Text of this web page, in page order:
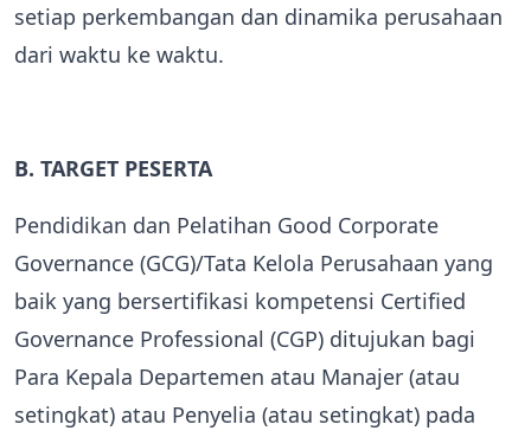
setiap perkembangan dan dinamika perusahaan
dari waktu ke waktu.
B. TARGET PESERTA
Pendidikan dan Pelatihan Good Corporate
Governance (GCG)/Tata Kelola Perusahaan yang
baik yang bersertifikasi kompetensi Certified
Governance Professional (CGP) ditujukan bagi
Para Kepala Departemen atau Manajer (atau
setingkat) atau Penyelia (atau setingkat) pada